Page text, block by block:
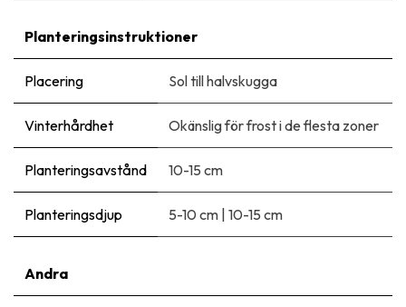
Planteringsinstruktioner
Placering Sol till halvskugga
Vinterhårdhet Okänslig för frost i de flesta zoner
Planteringsavstånd 10-15 cm
Planteringsdjup 5-10 cm | 10-15 cm
Andra